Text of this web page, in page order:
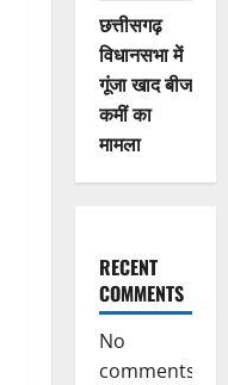
छत्तीसगढ़
विधानसभा में
गूंजा खाद बीज
कमीं का
मामला
RECENT
COMMENTS
No
comments